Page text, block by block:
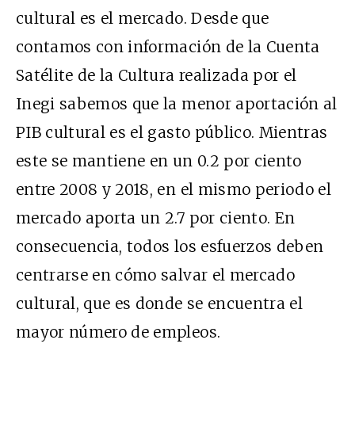
cultural es el mercado. Desde que
contamos con información de la Cuenta
Satélite de la Cultura realizada por el
Inegi sabemos que la menor aportación al
PIB cultural es el gasto público. Mientras
este se mantiene en un 0.2 por ciento
entre 2008 y 2018, en el mismo periodo el
mercado aporta un 2.7 por ciento. En
consecuencia, todos los esfuerzos deben
centrarse en cómo salvar el mercado
cultural, que es donde se encuentra el
mayor número de empleos.